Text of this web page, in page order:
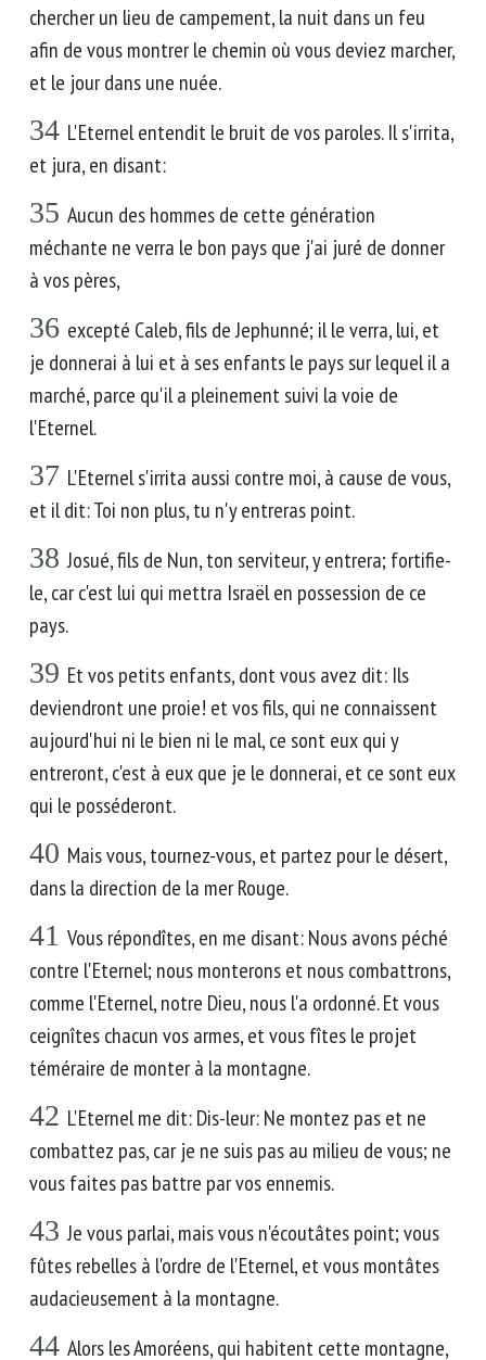
chercher un lieu de campement, la nuit dans un feu
afin de vous montrer le chemin où vous deviez marcher,
et le jour dans une nuée.
34 L'Eternel entendit le bruit de vos paroles. Il s'irrita,
et jura, en disant:
35 Aucun des hommes de cette génération
méchante ne verra le bon pays que j'ai juré de donner
à vos pères,
36 excepté Caleb, fils de Jephunné; il le verra, lui, et
je donnerai à lui et à ses enfants le pays sur lequel il a
marché, parce qu'il a pleinement suivi la voie de
l'Eternel.
37 L'Eternel s'irrita aussi contre moi, à cause de vous,
et il dit: Toi non plus, tu n'y entreras point.
38 Josué, fils de Nun, ton serviteur, y entrera; fortifie-
le, car c'est lui qui mettra Israël en possession de ce
pays.
39 Et vos petits enfants, dont vous avez dit: Ils
deviendront une proie! et vos fils, qui ne connaissent
aujourd'hui ni le bien ni le mal, ce sont eux qui y
entreront, c'est à eux que je le donnerai, et ce sont eux
qui le posséderont.
40 Mais vous, tournez-vous, et partez pour le désert,
dans la direction de la mer Rouge.
41 Vous répondîtes, en me disant: Nous avons péché
contre l'Eternel; nous monterons et nous combattrons,
comme l'Eternel, notre Dieu, nous l'a ordonné. Et vous
ceignîtes chacun vos armes, et vous fîtes le projet
téméraire de monter à la montagne.
42 L'Eternel me dit: Dis-leur: Ne montez pas et ne
combattez pas, car je ne suis pas au milieu de vous; ne
vous faites pas battre par vos ennemis.
43 Je vous parlai, mais vous n'écoutâtes point; vous
fûtes rebelles à l'ordre de l'Eternel, et vous montâtes
audacieusement à la montagne.
44 Alors les Amoréens, qui habitent cette montagne,